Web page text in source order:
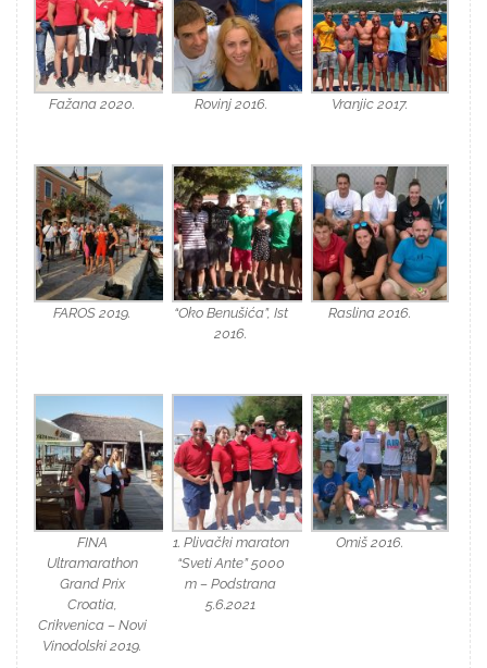
Fažana 2020. Rovinj 2016. Vranjic 2017.
FAROS 2019.
“Oko Benušića”, Ist
2016.
Raslina 2016.
FINA
Ultramarathon
Grand Prix
Croatia,
Crikvenica – Novi
Vinodolski 2019.
1. Plivački maraton
“Sveti Ante” 5000
m – Podstrana
5.6.2021
Omiš 2016.